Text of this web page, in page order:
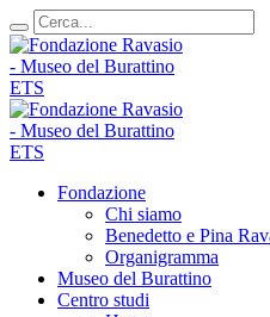
Fondazione
Chi siamo
Benedetto e Pina
Organigramma
Museo del Burattino
Centro studi